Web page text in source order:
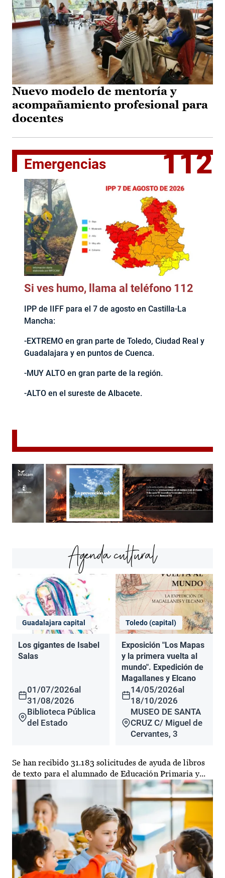
Nuevo modelo de mentoría y
acompañamiento profesional para
docentes
Emergencias 112
Si ves humo, llama al teléfono 112
IPP de IIFF para el 7 de agosto en Castilla-La
Mancha:
-EXTREMO en gran parte de Toledo, Ciudad Real y
Guadalajara y en puntos de Cuenca.
-MUY ALTO en gran parte de la región.
-ALTO en el sureste de Albacete.
Agenda cultural
Guadalajara capital
Los gigantes de Isabel
Salas
01/07/2026al
31/08/2026
Biblioteca Pública
del Estado
Toledo (capital)
Exposición "Los Mapas
y la primera vuelta al
mundo". Expedición de
Magallanes y Elcano
14/05/2026al
18/10/2026
MUSEO DE SANTA
CRUZ C/ Miguel de
Cervantes, 3
Se han recibido 31.183 solicitudes de ayuda de libros
de texto para el alumnado de Educación Primaria y...